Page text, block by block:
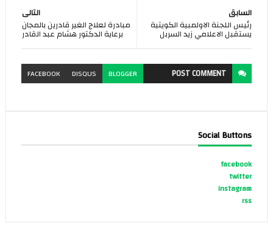
التالى
مبادرة لعلاج الغير قادرين بالمجان
برعاية الدكتور هشام عبد القادر
السابق
رئيس اللجنة الاولمبية الكويتية
يستقبل الاعلامي زيد السربل
POSTCOMMENT
BLOGGER
DISQUS
FACEBOOK
Social Buttons
facebook
twitter
instagram
rss